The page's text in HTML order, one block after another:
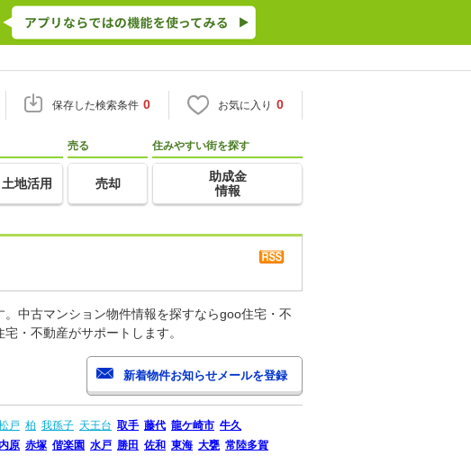
保存した検索条件 0 お気に入り 0
土地活用
売る
売却
住みやすい街を探す
助成金
情報
中古マンション物件情報を探すならgoo住宅・不
・不動産がサポートします。
戸 柏 我孫子 天王台 取手 藤代 龍ケ崎市 牛久
内原 赤塚 偕楽園 水戸 勝田 佐和 東海 大甕 常陸多賀